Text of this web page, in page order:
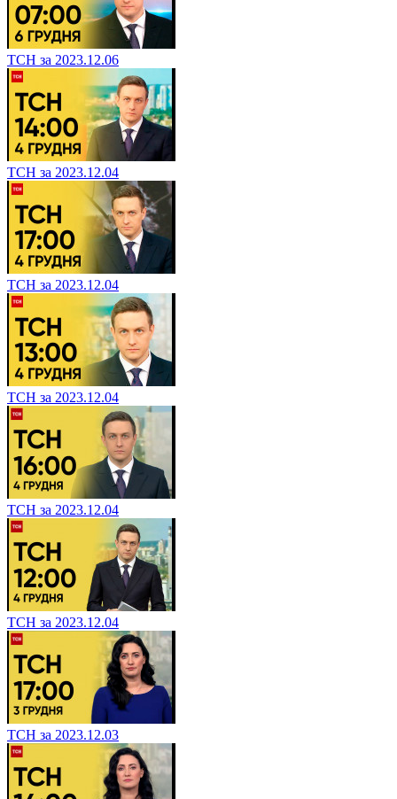
ТСН за 2023.12.06
ТСН за 2023.12.04
ТСН за 2023.12.04
ТСН за 2023.12.04
ТСН за 2023.12.04
ТСН за 2023.12.04
ТСН за 2023.12.03